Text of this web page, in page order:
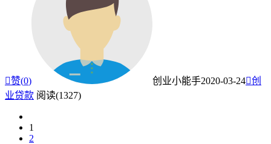
赞(0) 创业小能手2020-03-24创
业贷款 阅读(1327)
1
2